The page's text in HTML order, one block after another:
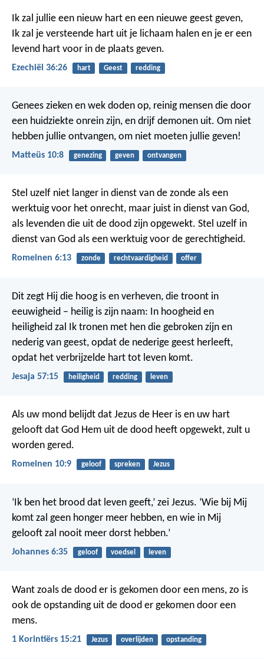
Ik zal jullie een nieuw hart en een nieuwe geest geven,
Ik zal je versteende hart uit je lichaam halen en je er een
levend hart voor in de plaats geven.
Ezechiël 36:26 hart Geest redding
Genees zieken en wek doden op, reinig mensen die door
een huidziekte onrein zijn, en drijf demonen uit. Om niet
hebben jullie ontvangen, om niet moeten jullie geven!
Matteüs 10:8 genezing geven ontvangen
Stel uzelf niet langer in dienst van de zonde als een
werktuig voor het onrecht, maar juist in dienst van God,
als levenden die uit de dood zijn opgewekt. Stel uzelf in
dienst van God als een werktuig voor de gerechtigheid.
Romeinen 6:13 zonde rechtvaardigheid offer
Dit zegt Hij die hoog is en verheven, die troont in
eeuwigheid – heilig is zijn naam: In hoogheid en
heiligheid zal Ik tronen met hen die gebroken zijn en
nederig van geest, opdat de nederige geest herleeft,
opdat het verbrijzelde hart tot leven komt.
Jesaja 57:15 heiligheid redding leven
Als uw mond belijdt dat Jezus de Heer is en uw hart
gelooft dat God Hem uit de dood heeft opgewekt, zult u
worden gered.
Romeinen 10:9 geloof spreken Jezus
‘Ik ben het brood dat leven geeft,’ zei Jezus. ‘Wie bij Mij
komt zal geen honger meer hebben, en wie in Mij
gelooft zal nooit meer dorst hebben.’
Johannes 6:35 geloof voedsel leven
Want zoals de dood er is gekomen door een mens, zo is
ook de opstanding uit de dood er gekomen door een
mens.
1 Korintiërs 15:21 Jezus overlijden opstanding